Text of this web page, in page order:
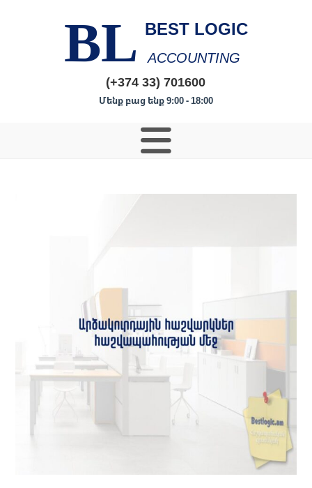
BL BEST LOGIC
ACCOUNTING
(+374 33) 701600
Մենք բաց ենք 9:00 - 18:00